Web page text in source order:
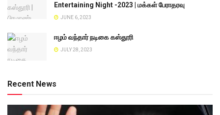
Entertaining Night -2023 | மக்கள் பேராதரவு
JUNE 6, 2023
ஈழம் வந்தார் நடிகை கஸ்தூரி
JULY 28, 2023
Recent News